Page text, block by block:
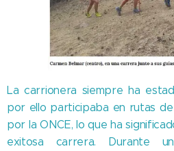
La carrionera siempre ha
por ello participaba en rutas de
por la ONCE, lo que ha
exitosa carrera. Durante